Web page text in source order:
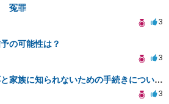
冤罪
3
の可能性は？
3
書類送検後の対応と家族に知られないための手続きについて相談
3